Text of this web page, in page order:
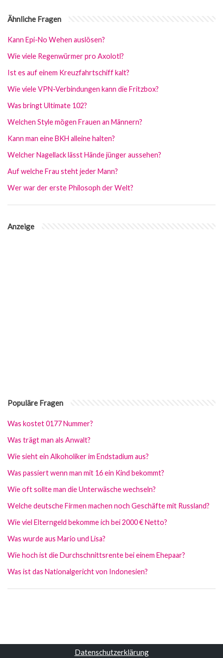
Ähnliche Fragen
Kann Epi-No Wehen auslösen?
Wie viele Regenwürmer pro Axolotl?
Ist es auf einem Kreuzfahrtschiff kalt?
Wie viele VPN-Verbindungen kann die Fritzbox?
Was bringt Ultimate 102?
Welchen Style mögen Frauen an Männern?
Kann man eine BKH alleine halten?
Welcher Nagellack lässt Hände jünger aussehen?
Auf welche Frau steht jeder Mann?
Wer war der erste Philosoph der Welt?
Anzeige
Populäre Fragen
Was kostet 0177 Nummer?
Was trägt man als Anwalt?
Wie sieht ein Alkoholiker im Endstadium aus?
Was passiert wenn man mit 16 ein Kind bekommt?
Wie oft sollte man die Unterwäsche wechseln?
Welche deutsche Firmen machen noch Geschäfte mit Russland?
Wie viel Elterngeld bekomme ich bei 2000 € Netto?
Was wurde aus Mario und Lisa?
Wie hoch ist die Durchschnittsrente bei einem Ehepaar?
Was ist das Nationalgericht von Indonesien?
Datenschutzerklärung